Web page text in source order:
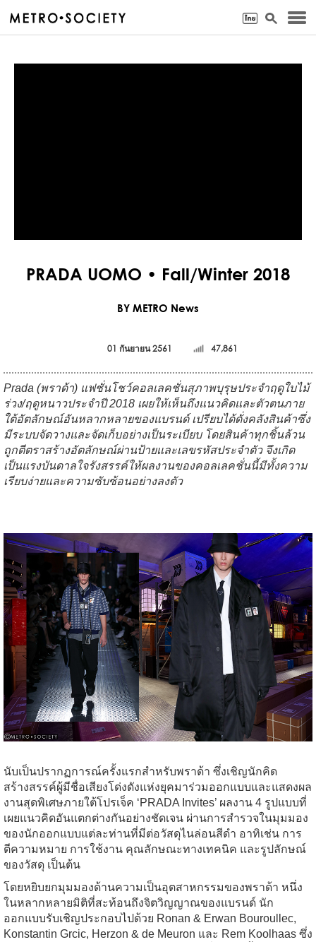
PRADA UOMO • Fall/Winter 2018
BY METRO News
01 กันยายน 2561 47,861
Prada (พราด้า) แฟชั่นโชว์คอลเลคชั่นสุภาพบุรุษประจำฤดูใบไม้
ร่วง/ฤดูหนาวประจำปี 2018 เผยให้เห็นถึงแนวคิดและตัวตนภาย
ใต้อัตลักษณ์อันหลากหลายของแบรนด์ เปรียบได้ดั่งคลังสินค้าซึ่ง
มีระบบจัดวางและจัดเก็บอย่างเป็นระเบียบ โดยสินค้าทุกชิ้นล้วน
ถูกตีตราสร้างอัตลักษณ์ผ่านป้ายและเลขรหัสประจำตัว จึงเกิด
เป็นแรงบันดาลใจรังสรรค์ให้ผลงานของคอลเลคชั่นนี้มีทั้งความ
เรียบง่ายและความซับซ้อนอย่างลงตัว
นับเป็นปรากฏการณ์ครั้งแรกสำหรับพราด้า ซึ่งเชิญนักคิด
สร้างสรรค์ผู้มีชื่อเสียงโด่งดังแห่งยุคมาร่วมออกแบบและแสดงผล
งานสุดพิเศษภายใต้โปรเจ็ค ‘PRADA Invites’ ผลงาน 4 รูปแบบที่
เผยแนวคิดอันแตกต่างกันอย่างชัดเจน ผ่านการสำรวจในมุมมอง
ของนักออกแบบแต่ละท่านที่มีต่อวัสดุไนล่อนสีดำ อาทิเช่น การ
ตีความหมาย การใช้งาน คุณลักษณะทางเทคนิค และรูปลักษณ์
ของวัสดุ เป็นต้น
โดยหยิบยกมุมมองด้านความเป็นอุตสาหกรรมของพราด้า หนึ่ง
ในหลากหลายมิติที่สะท้อนถึงจิตวิญญาณของแบรนด์ นัก
ออกแบบรับเชิญประกอบไปด้วย Ronan & Erwan Bouroullec,
Konstantin Grcic, Herzon & de Meuron และ Rem Koolhaas ซึ่ง